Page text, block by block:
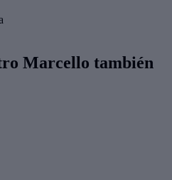
Marcello también